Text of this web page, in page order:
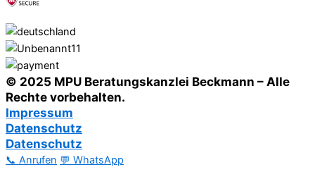
© 2025 MPU Beratungskanzlei Beckmann – Alle
Rechte vorbehalten.
Impressum
Datenschutz
Datenschutz
📞 Anrufen 💬 WhatsApp